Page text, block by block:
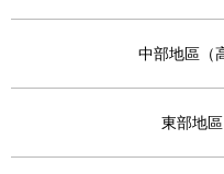
中部地區（
東部地區